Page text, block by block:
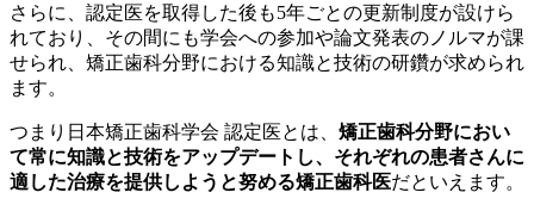
さらに、認定医を取得した後も5年ごとの更新制度が設けら
れており、その間にも学会への参加や論文発表のノルマが課
せられ、矯正歯科分野における知識と技術の研鑽が求められ
ます。
つまり日本矯正歯科学会 認定医とは、 矯正歯科分野におい
て常に知識と技術をアップデートし、それぞれの患者さんに
適した治療を提供しようと努める矯正歯科医だといえます。